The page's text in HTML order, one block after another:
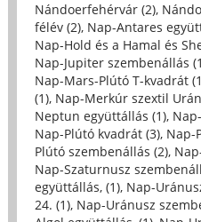
Nándoerfehérvár (2),
félév (2), Nap-Antares
Nap-Hold és a Hamal és
Nap-Jupiter szembenállás
Nap-Mars-Plútó T-kvadrát
(1), Nap-Merkúr szextil
Neptun együttállás (1),
Nap-Plútó kvadrát (3), Nap-
Plútó szembenállás (2),
Nap-Szaturnusz
együttállás, (1), Nap-
24. (1), Nap-Uránusz